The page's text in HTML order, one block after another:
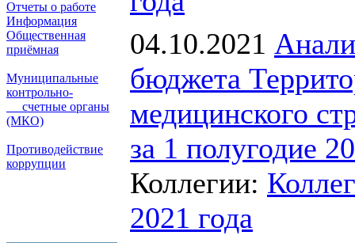
Отчеты о работе
Информация
Общественная
приёмная
Муниципальные
контрольно-
счетные органы
(МКО)
Противодействие
коррупции
04.10.2021
бюджета
медицинского
за 1 полугодие
Коллегии:
2021 года